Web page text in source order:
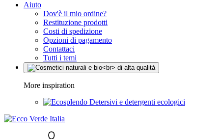
Aiuto
Dov'è il mio ordine?
Restituzione prodotti
Costi di spedizione
Opzioni di pagamento
Contattaci
Tutti i temi
More inspiration
Detersivi e detergenti ecologici